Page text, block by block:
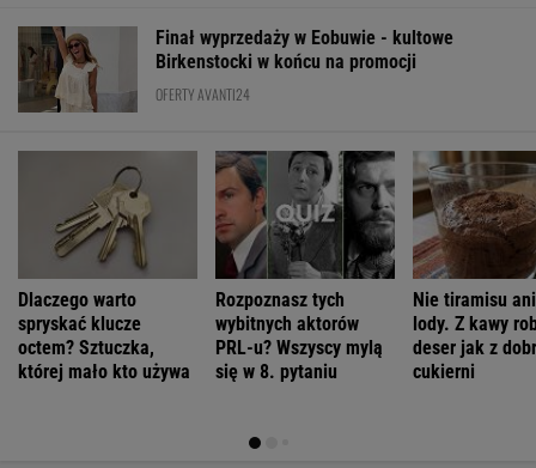
Finał wyprzedaży w Eobuwie - kultowe
Birkenstocki w końcu na promocji
OFERTY AVANTI24
Dlaczego warto
spryskać klucze
octem? Sztuczka,
której mało kto używa
Rozpoznasz tych
wybitnych aktorów
PRL-u? Wszyscy mylą
się w 8. pytaniu
Nie tiramisu
lody. Z kawy
deser jak z
cukierni